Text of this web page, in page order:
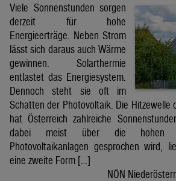
Viele Sonnenstunden sorgen
derzeit für hohe
Energieerträge. Neben Strom
lässt sich daraus auch Wärme
gewinnen. Solarthermie
entlastet das Energiesystem.
Dennoch steht sie oft im
Schatten der Photovoltaik. Die Hitzewelle
hat Österreich zahlreiche
dabei meist über die hohen
Photovoltaikanlagen gesprochen wird,
eine zweite Form […]
NÖN